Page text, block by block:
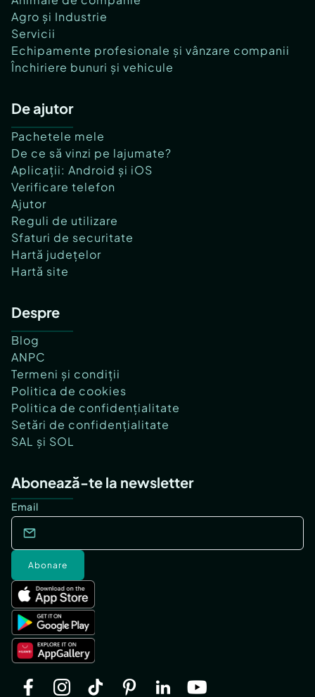
Agro și Industrie
Servicii
Echipamente profesionale și vânzare companii
Închiriere bunuri și vehicule
De ajutor
Pachetele mele
De ce să vinzi pe lajumate?
Aplicații: Android și iOS
Verificare telefon
Ajutor
Reguli de utilizare
Sfaturi de securitate
Hartă județelor
Hartă site
Despre
Blog
ANPC
Termeni și condiții
Politica de cookies
Politica de confidențialitate
Setări de confidențialitate
SAL și SOL
Abonează-te la newsletter
Email
Abonare